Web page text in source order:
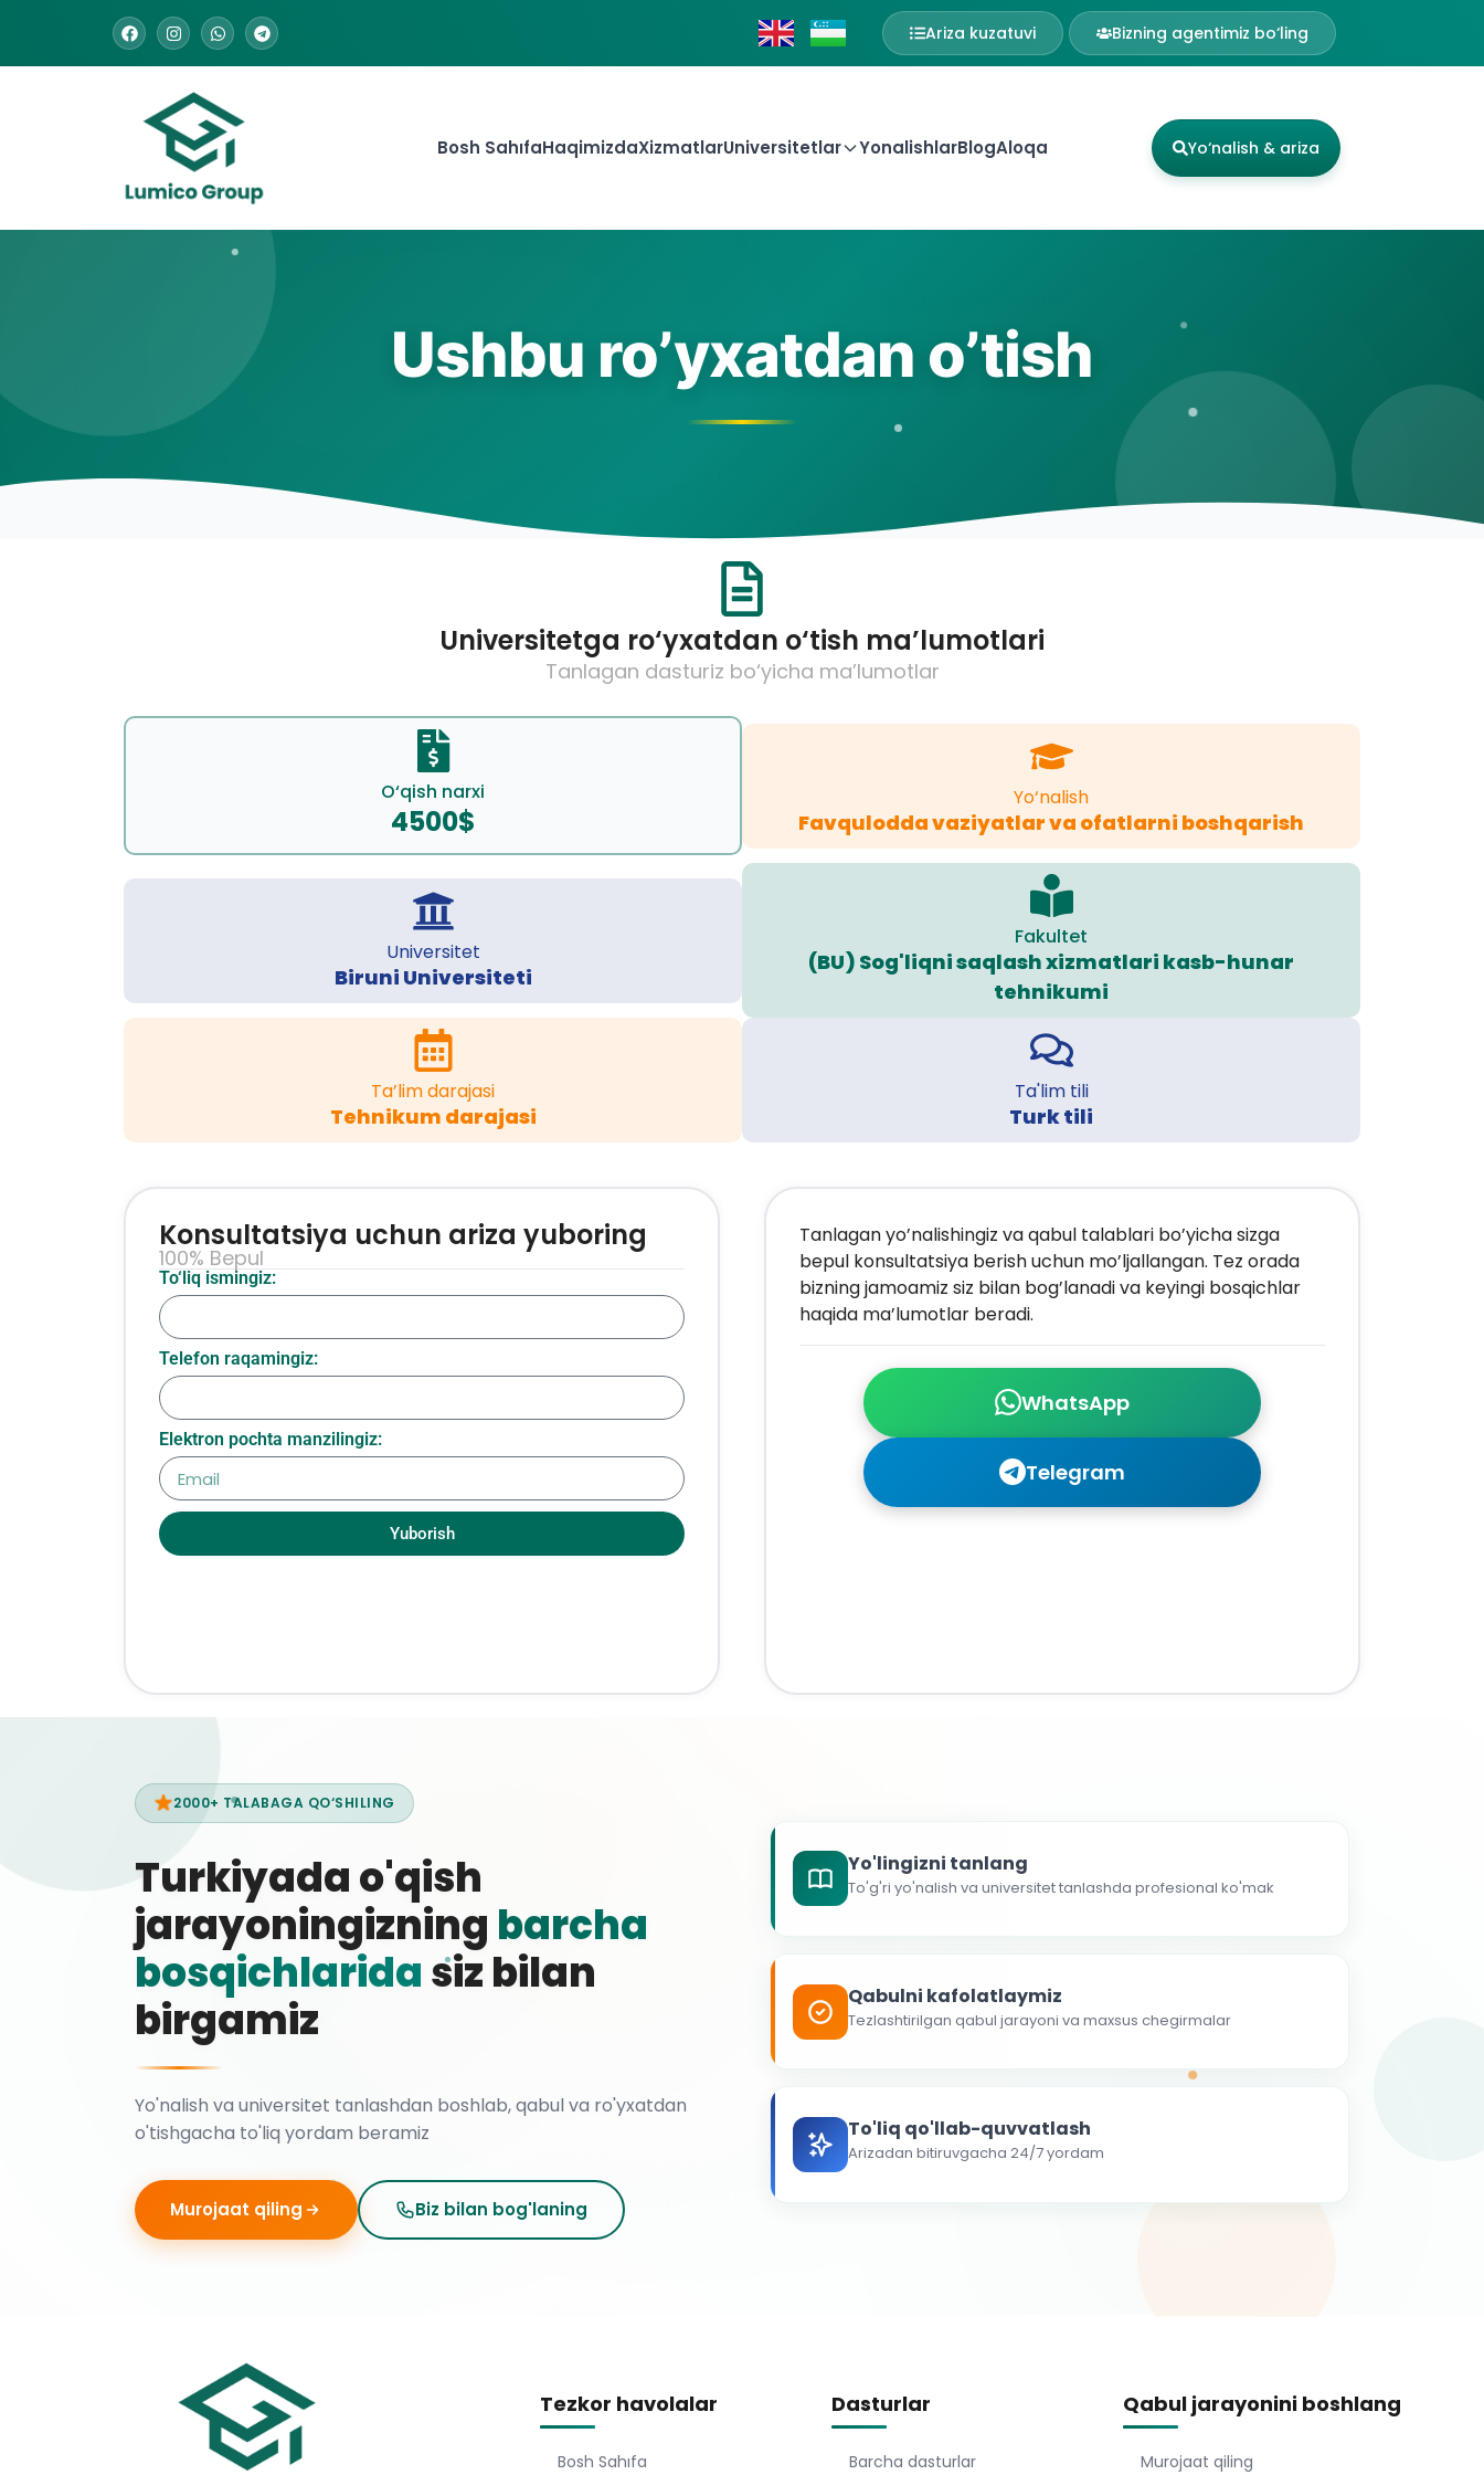
Ariza kuzatuvi Bizning agentimiz bo‘ling
Bosh SahıfaHaqimizdaXizmatlarUniversitetlar YonalishlarBlogAloqa Yo‘nalish & ariza
Ushbu ro’yxatdan o’tish
Universitetga ro‘yxatdan o‘tish ma’lumotlari
Tanlagan dasturiz bo‘yicha ma’lumotlar
O‘qish narxi
4500$
Yo‘nalish
Favqulodda vaziyatlar va ofatlarni boshqarish
Universitet
Biruni Universiteti
Fakultet
(BU) Sog'liqni saqlash xizmatlari kasb-hunar
tehnikumi
Ta’lim darajasi
Tehnikum darajasi
Ta'lim tili
Turk tili
WhatsApp
Telegram
Tanlagan yo’nalishingiz va qabul talablari bo’yicha sizga
bepul konsultatsiya berish uchun mo’ljallangan. Tez orada
bizning jamoamiz siz bilan bog’lanadi va keyingi bosqichlar
haqida ma’lumotlar beradi.
To‘liq ismingiz:
Telefon raqamingiz:
Elektron pochta manzilingiz:
Yuborish
Konsultatsiya uchun ariza yuboring
100% Bepul
2000+ TALABAGA QO‘SHILING
Turkiyada o'qish
jarayoningizning barcha
bosqichlaridasiz bilan
birgamiz
Yo'nalish va universitet tanlashdan boshlab, qabul va ro'yxatdan
o'tishgacha to'liq yordam beramiz
Murojaat qiling Biz bilan bog'laning
Yo'lingizni tanlang
To'g'ri yo'nalish va universitet tanlashda profesional ko'mak
Qabulni kafolatlaymiz
Tezlashtirilgan qabul jarayoni va maxsus chegirmalar
To'liq qo'llab-quvvatlash
Arizadan bitiruvgacha 24/7 yordam
Tezkor havolalar
Bosh Sahıfa
Dasturlar
Barcha dasturlar
Qabul jarayonini boshlang
Murojaat qiling